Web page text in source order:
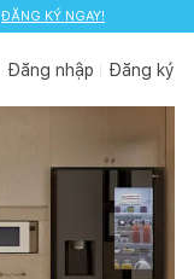
ĐĂNG KÝ NGAY!
Đăng nhập Đăng ký